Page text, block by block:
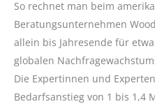
So rechnet man beim
Beratungsunternehmen
allein bis Jahresende für
globalen
Die Expertinnen und
Bedarfsanstieg von 1 bis 1,4